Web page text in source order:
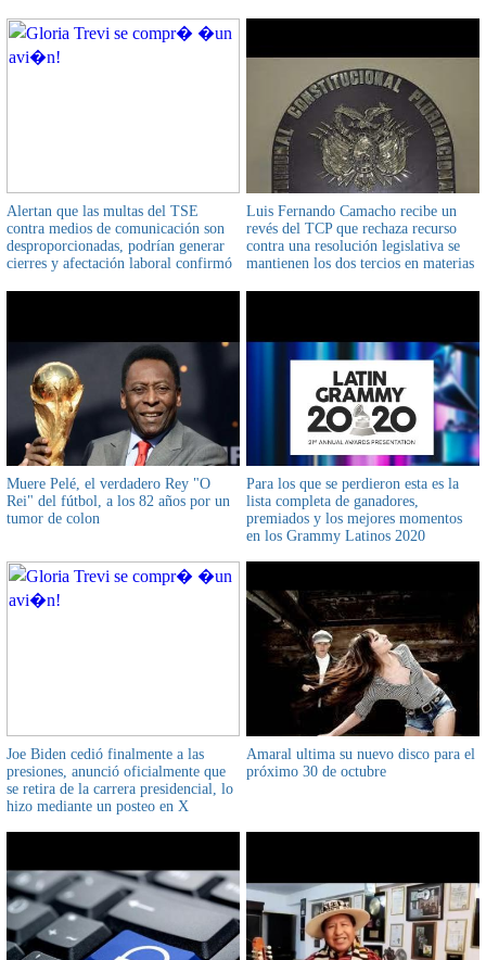
condena de 10 años de cárcel
Alertan que las multas del TSE
contra medios de comunicación son
desproporcionadas, podrían generar
cierres y afectación laboral confirmó
Luis Fernando Camacho recibe un
revés del TCP que rechaza recurso
contra una resolución legislativa se
mantienen los dos tercios en materias
Muere Pelé, el verdadero Rey "O
Rei" del fútbol, a los 82 años por un
tumor de colon
Para los que se perdieron esta es la
lista completa de ganadores,
premiados y los mejores momentos
en los Grammy Latinos 2020
Joe Biden cedió finalmente a las
presiones, anunció oficialmente que
se retira de la carrera presidencial, lo
hizo mediante un posteo en X
Amaral ultima su nuevo disco para el
próximo 30 de octubre